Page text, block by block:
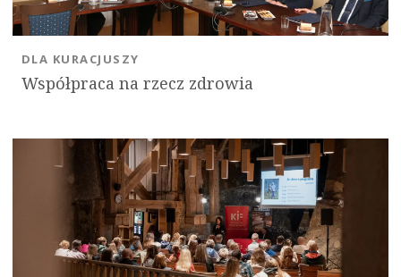
Współpraca na rzecz zdrowia
DLA KURACJUSZY